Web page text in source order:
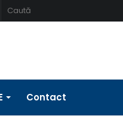
Contact